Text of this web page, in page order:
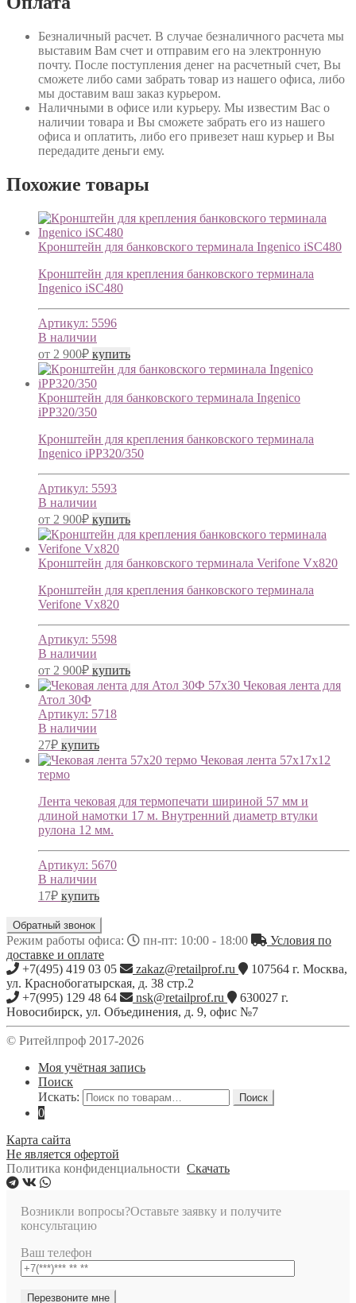
Безналичный расчет. В случае безналичного расчета мы
выставим Вам счет и отправим его на электронную
почту. После поступления денег на расчетный счет, Вы
сможете либо сами забрать товар из нашего офиса, либо
мы доставим ваш заказ курьером.
Наличными в офисе или курьеру. Мы известим Вас о
наличии товара и Вы сможете забрать его из нашего
офиса и оплатить, либо его привезет наш курьер и Вы
передадите деньги ему.
Похожие товары
Кронштейн для банковского терминала Ingenico iSC480
Кронштейн для крепления банковского терминала
Ingenico iSC480
Артикул: 5596
В наличии
от 2 900₽ купить
Кронштейн для банковского терминала Ingenico
iPP320/350
Кронштейн для крепления банковского терминала
Ingenico iPP320/350
Артикул: 5593
В наличии
от 2 900₽ купить
Кронштейн для банковского терминала Verifone Vx820
Кронштейн для крепления банковского терминала
Verifone Vx820
Артикул: 5598
В наличии
от 2 900₽ купить
Чековая лента для
Атол 30Ф
Артикул: 5718
В наличии
27₽ купить
Чековая лента 57х17х12
термо
Лента чековая для термопечати шириной 57 мм и
длиной намотки 17 м. Внутренний диаметр втулки
рулона 12 мм.
Артикул: 5670
В наличии
17₽ купить
Обратный звонок
Режим работы офиса: пн-пт: 10:00 - 18:00
Условия по
доставке и оплате
+7(495) 419 03 05
zakaz@retailprof.ru 107564 г. Москва,
ул. Краснобогатырская, д. 38 стр.2
+7(995) 129 48 64
nsk@retailprof.ru 630027 г.
Новосибирск, ул. Объединения, д. 9, офис №7
© Ритейлпроф 2017-2026
Моя учётная запись
Поиск
Искать:
Поиск
0
Карта сайта
Не является офертой
Политика конфиденциальности Скачать
Возникли вопросы?Оставьте заявку и получите
консультацию
Ваш телефон